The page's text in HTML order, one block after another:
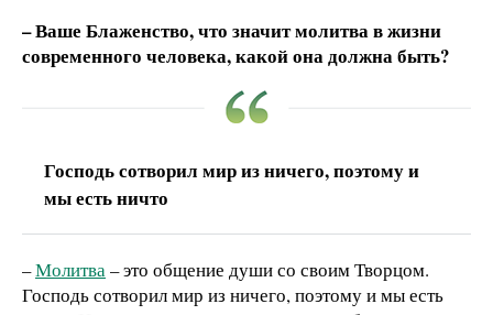
–Ваше Блаженство, что значит молитва в жизни
современного человека, какой она должна быть?
Господь сотворил мир из ничего, поэтому и
мы есть ничто
–Молитва– это общение души со своим Творцом.
Господь сотворил мир из ничего, поэтому и мы есть